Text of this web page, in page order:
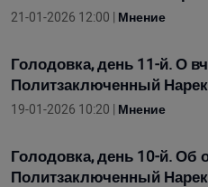
21-01-2026 12:00 | Мнение
Голодовка, день 11-й. О
Политзаключенный
19-01-2026 10:20 | Мнение
Голодовка, день 10-й. Об
Политзаключенный